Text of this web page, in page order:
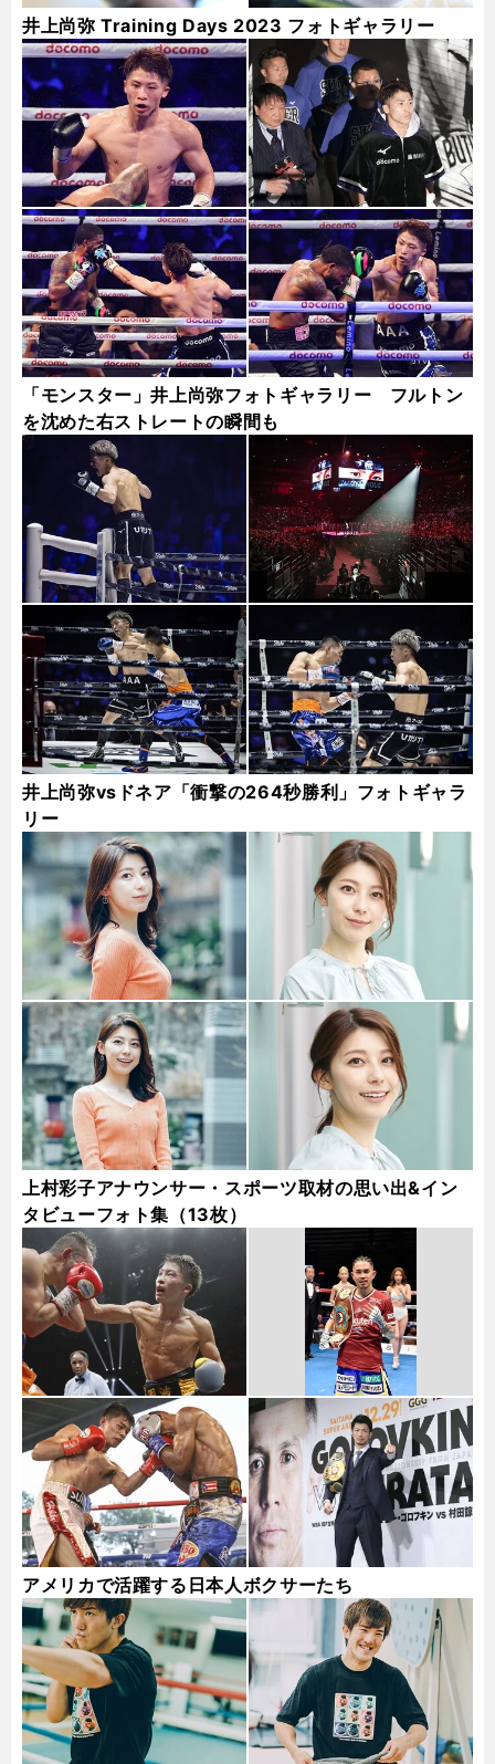
井上尚弥 Training Days 2023 フォトギャラリー
「モンスター」井上尚弥フォトギャラリー フルトン
を沈めた右ストレートの瞬間も
井上尚弥vsドネア「衝撃の264秒勝利」フォトギャラ
リー
上村彩子アナウンサー・スポーツ取材の思い出&イン
タビューフォト集（13枚）
アメリカで活躍する日本人ボクサーたち